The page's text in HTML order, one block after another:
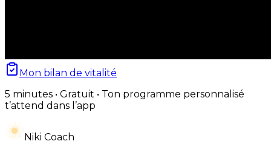
Mon bilan de vitalité
5 minutes • Gratuit • Ton programme personnalisé
t’attend dans l’app
Niki Coach